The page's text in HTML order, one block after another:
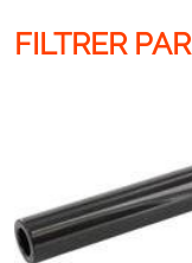
FILTRER PAR